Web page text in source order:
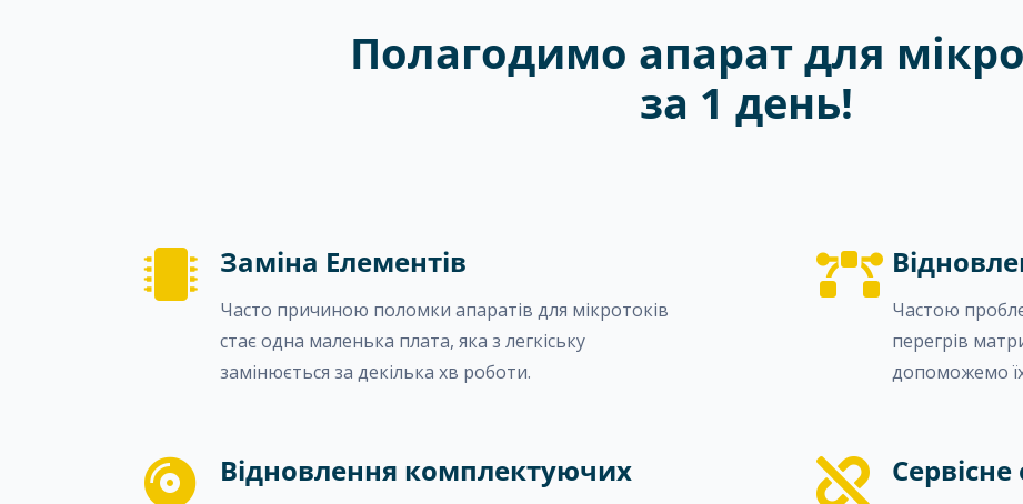
Полагодимо апарат для
за 1 день!
Заміна Елементів
Часто причиною поломки апаратів для мікротоків
стає одна маленька плата, яка з легкіську
замінюється за декілька хв роботи.
Відновлення комплектуючих
Частою
перегрів
допоможемо